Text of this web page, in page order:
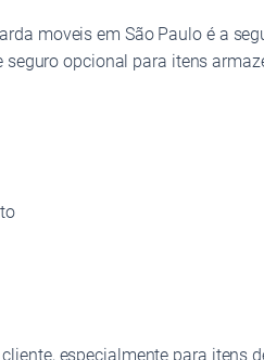
moveis em São Paulo é a
opcional para itens
especialmente para itens